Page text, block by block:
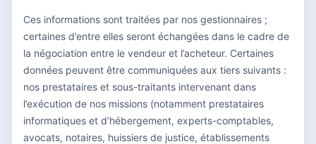
Ces informations sont traitées par nos gestionnaires ;
certaines d’entre elles seront échangées dans le cadre de
la négociation entre le vendeur et l’acheteur. Certaines
données peuvent être communiquées aux tiers suivants :
nos prestataires et sous-traitants intervenant dans
l’exécution de nos missions (notamment prestataires
informatiques et d’hébergement, experts-comptables,
avocats, notaires, huissiers de justice, établissements